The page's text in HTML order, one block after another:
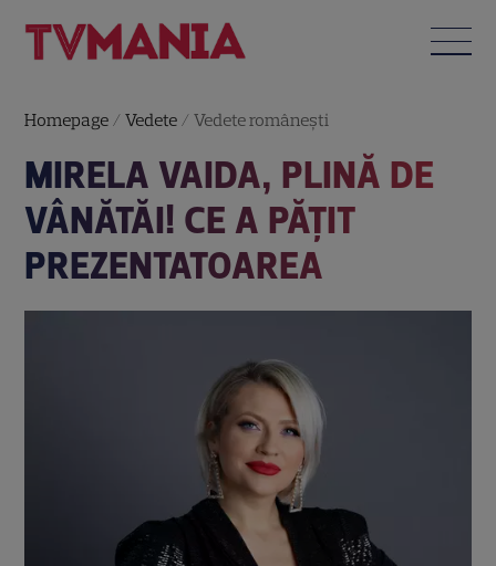
Homepage /Vedete /Vedete româneşti
MIRELA VAIDA, PLINĂ DE
VÂNĂTĂI! CE A PĂȚIT
PREZENTATOAREA